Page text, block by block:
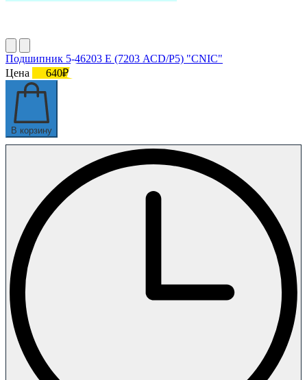
Подшипник 5-46203 E (7203 АСD/P5) "CNIC"
Цена
640₽
В корзину